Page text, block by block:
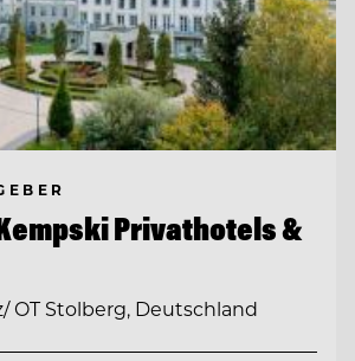
Privathotels &
OT Stolberg, Deutschland